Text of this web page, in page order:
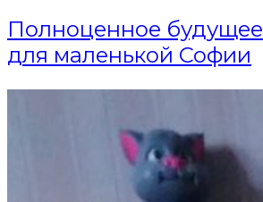
Полноценное будущее
для маленькой Софии